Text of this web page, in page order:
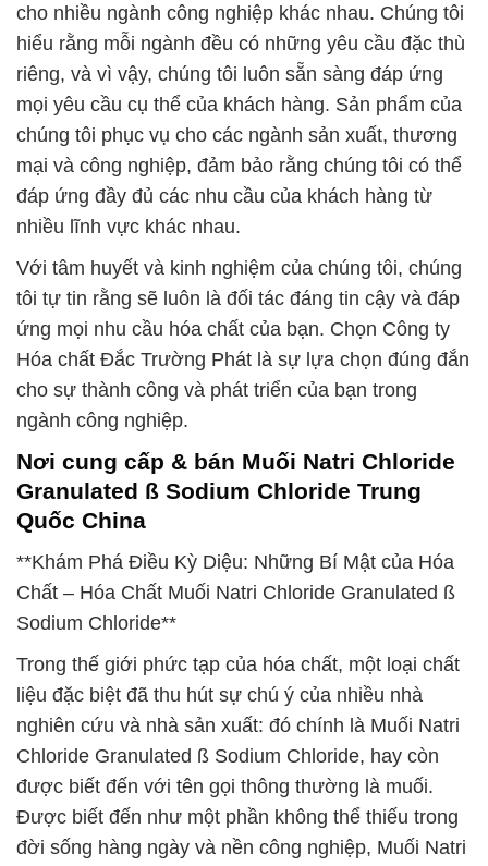
cho nhiều ngành công nghiệp khác nhau. Chúng tôi
hiểu rằng mỗi ngành đều có những yêu cầu đặc thù
riêng, và vì vậy, chúng tôi luôn sẵn sàng đáp ứng
mọi yêu cầu cụ thể của khách hàng. Sản phẩm của
chúng tôi phục vụ cho các ngành sản xuất, thương
mại và công nghiệp, đảm bảo rằng chúng tôi có thể
đáp ứng đầy đủ các nhu cầu của khách hàng từ
nhiều lĩnh vực khác nhau.
Với tâm huyết và kinh nghiệm của chúng tôi, chúng
tôi tự tin rằng sẽ luôn là đối tác đáng tin cậy và đáp
ứng mọi nhu cầu hóa chất của bạn. Chọn Công ty
Hóa chất Đắc Trường Phát là sự lựa chọn đúng đắn
cho sự thành công và phát triển của bạn trong
ngành công nghiệp.
Nơi cung cấp & bán Muối Natri Chloride
Granulated ß Sodium Chloride Trung
Quốc China
**Khám Phá Điều Kỳ Diệu: Những Bí Mật của Hóa
Chất – Hóa Chất Muối Natri Chloride Granulated ß
Sodium Chloride**
Trong thế giới phức tạp của hóa chất, một loại chất
liệu đặc biệt đã thu hút sự chú ý của nhiều nhà
nghiên cứu và nhà sản xuất: đó chính là Muối Natri
Chloride Granulated ß Sodium Chloride, hay còn
được biết đến với tên gọi thông thường là muối.
Được biết đến như một phần không thể thiếu trong
đời sống hàng ngày và nền công nghiệp, Muối Natri